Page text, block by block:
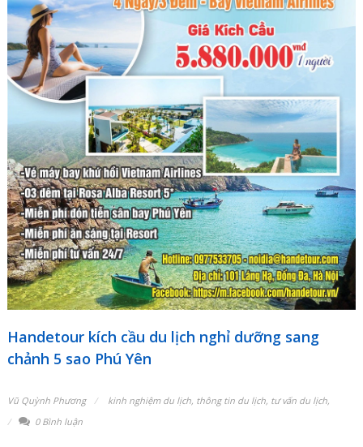
Handetour kích cầu du lịch nghỉ dưỡng sang
chảnh 5 sao Phú Yên
Vũ Quỳnh Phương kinh nghiệm du lịch, thông tin du lịch, tư vấn du lịch,
0 Bình luận